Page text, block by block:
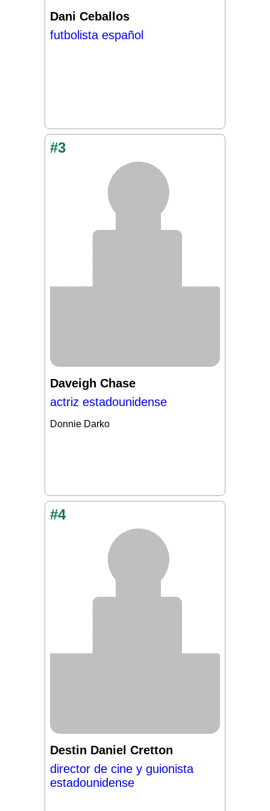
Dani Ceballos
futbolista español
#3
Daveigh Chase
actriz estadounidense
Donnie Darko
#4
Destin Daniel Cretton
director de cine y guionista
estadounidense